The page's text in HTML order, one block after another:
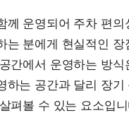
께 운영되어 주차 편의
는 분에게 현실적인 장
간에서 운영하는 방식
하는 공간과 달리 장기
펴볼 수 있는 요소입